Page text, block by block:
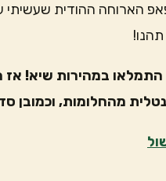
הארוחה ההודית שעשיתי
במהירות שיא! אז
מהחלומות, וכמובן